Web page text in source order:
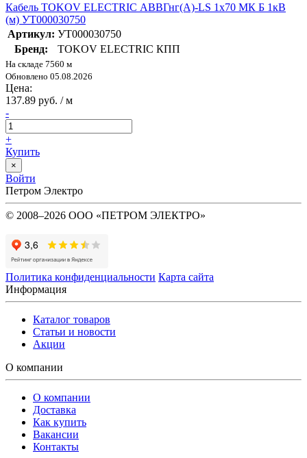
Кабель TOKOV ELECTRIC АВВГнг(А)-LS 1х70 МК Б 1кВ
(м) УТ000030750
Артикул: УТ000030750
Бренд:
TOKOV ELECTRIC КПП
На складе 7560 м
Обновлено 05.08.2026
Цена:
137.89 руб. / м
-
+
Купить
×
Войти
Петром Электро
© 2008–2026 ООО «ПЕТРОМ ЭЛЕКТРО»
Политика конфиденциальности Карта сайта
Информация
Каталог товаров
Статьи и новости
Акции
О компании
О компании
Доставка
Как купить
Вакансии
Контакты